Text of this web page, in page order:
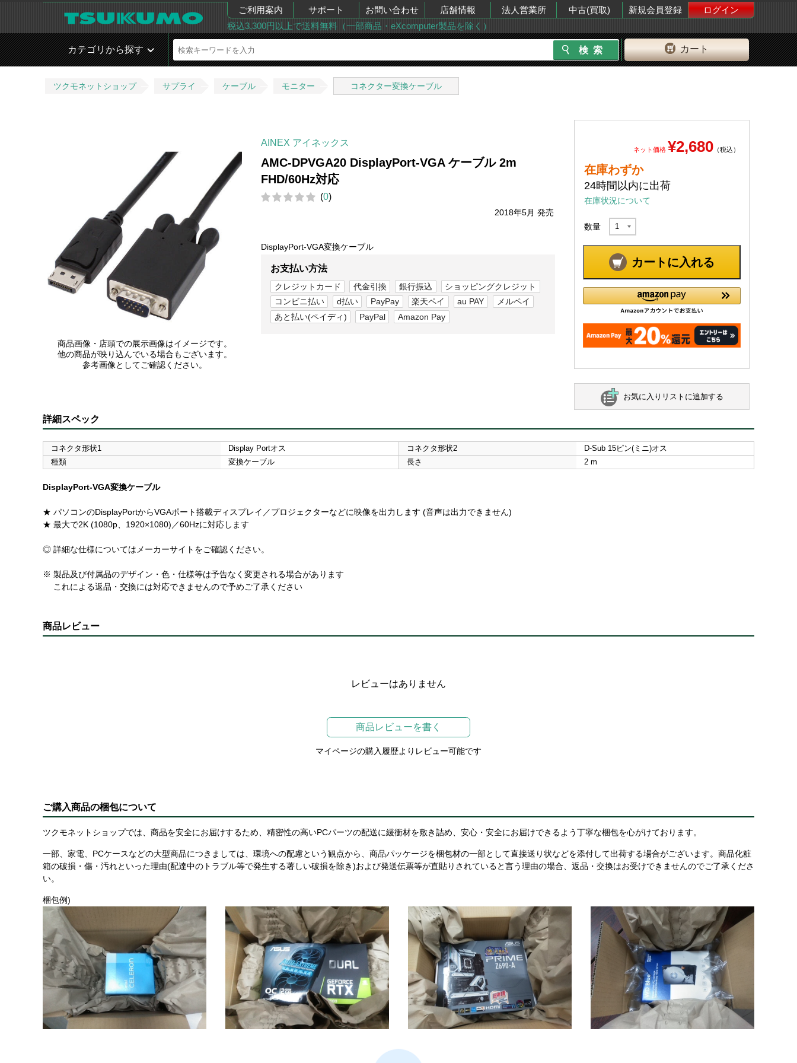
ご利用案内 サポート お問い合わせ 店舗情報 法人営業所 中古(買取) 新規会員登録
ログイン
税込3,300円以上で送料無料（一部商品・eXcomputer製品を除く）
カート
カテゴリから探す
ツクモネットショップ サプライ ケーブル モニター コネクター変換ケーブル
商品画像・店頭での展示画像はイメージです。
他の商品が映り込んでいる場合もございます。
参考画像としてご確認ください。
AINEX アイネックス
AMC-DPVGA20 DisplayPort-VGA ケーブル 2m
FHD/60Hz対応
(0)
2018年5月 発売
DisplayPort-VGA変換ケーブル
お支払い方法
クレジットカード 代金引換 銀行振込
ショッピングクレジット
コンビニ払い
d払い PayPay 楽天ペイ au PAY
メルペイ
あと払い(ペイディ)
PayPal Amazon Pay
ネット価格 ¥2,680 （税込）
在庫わずか
24時間以内に出荷
在庫状況について
数量
カートに入れる
お気に入りリストに追加する
詳細スペック
コネクタ形状1 Display Portオス コネクタ形状2
D-Sub 15ピン(ミニ)オス
種類
変換ケーブル 長さ 2 m
DisplayPort-VGA変換ケーブル
★ パソコンのDisplayPortからVGAポート搭載ディスプレイ／プロジェクターなどに映像を出力します (音声は出力できません)
★ 最大で2K (1080p、1920×1080)／60Hzに対応します
◎ 詳細な仕様についてはメーカーサイトをご確認ください。
※ 製品及び付属品のデザイン・色・仕様等は予告なく変更される場合があります
これによる返品・交換には対応できませんので予めご了承ください
商品レビュー
レビューはありません
商品レビューを書く
マイページの購入履歴よりレビュー可能です
ご購入商品の梱包について
ツクモネットショップでは、商品を安全にお届けするため、精密性の高いPCパーツの配送に緩衝材を敷き詰め、安心・安全にお届けできるよう丁寧な梱包を心がけております。
一部、家電、PCケースなどの大型商品につきましては、環境への配慮という観点から、商品パッケージを梱包材の一部として直接送り状などを添付して出荷する場合がございます。商品化粧
箱の破損・傷・汚れといった理由(配達中のトラブル等で発生する著しい破損を除き)および発送伝票等が直貼りされていると言う理由の場合、返品・交換はお受けできませんのでご了承くださ
い。
梱包例)